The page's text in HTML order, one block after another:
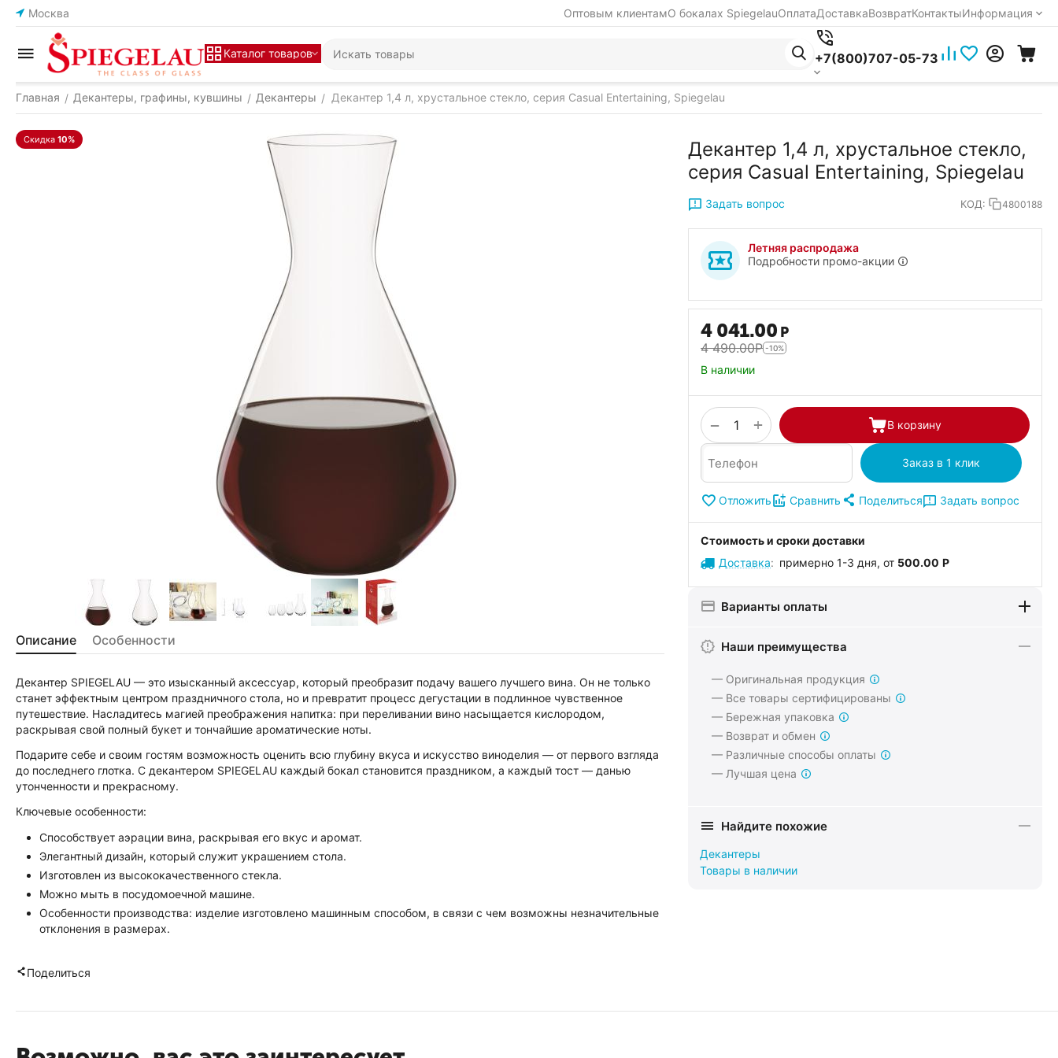
Москва Оптовым клиентамО бокалах SpiegelauОплатаДоставкаВозвратКонтактыИнформация
Каталог товаров +7(800)707-05-73
Главная / Декантеры, графины, кувшины / Декантеры / Декантер 1,4 л, хрустальное стекло, серия Casual Entertaining, Spiegelau
Декантер 1,4 л, хрустальное стекло,
серия Casual Entertaining, Spiegelau
Задать вопрос КОД: 4800188
Летняя распродажа
Подробности промо-акции
4 041.00 Р
4 490.00Р -10%
В наличии
+
− В корзину
Заказ в 1 клик
Отложить Сравнить Поделиться Задать вопрос
Стоимость и сроки доставки
Доставка: примерно 1-3 дня, от 500.00 Р
Варианты оплаты
Наши преимущества
— Оригинальная продукция
— Все товары сертифицированы
— Бережная упаковка
— Возврат и обмен
— Различные способы оплаты
— Лучшая цена
Найдите похожие
Декантеры
Товары в наличии
Скидка 10%
Описание Особенности
Декантер SPIEGELAU — это изысканный аксессуар, который преобразит подачу вашего лучшего вина. Он не только
станет эффектным центром праздничного стола, но и превратит процесс дегустации в подлинное чувственное
путешествие. Насладитесь магией преображения напитка: при переливании вино насыщается кислородом,
раскрывая свой полный букет и тончайшие ароматические ноты.
Подарите себе и своим гостям возможность оценить всю глубину вкуса и искусство виноделия — от первого взгляда
до последнего глотка. С декантером SPIEGELAU каждый бокал становится праздником, а каждый тост — данью
утонченности и прекрасному.
Ключевые особенности:
Способствует аэрации вина, раскрывая его вкус и аромат.
Элегантный дизайн, который служит украшением стола.
Изготовлен из высококачественного стекла.
Можно мыть в посудомоечной машине.
Особенности производства: изделие изготовлено машинным способом, в связи с чем возможны незначительные
отклонения в размерах.
Поделиться